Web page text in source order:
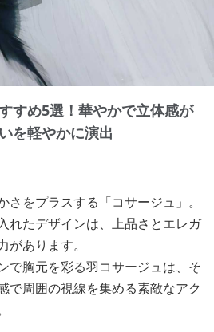
すめ5選！華やかで立体感が
を軽やかに演出
をプラスする「コサージュ」。
れたデザインは、上品さとエレガ
あります。
で胸元を彩る羽コサージュは、そ
で周囲の視線を集める素敵なアク